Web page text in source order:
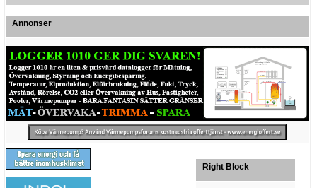
Annonser
Right Block